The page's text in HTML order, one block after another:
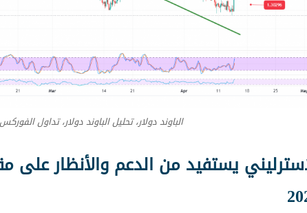
الباوند دولار، تحليل الباوند دولار، تداول الفوركس